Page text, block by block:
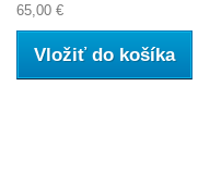
65,00 €
Vložiť do košíka